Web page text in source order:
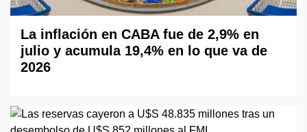
La inflación en CABA fue de 2,9% en
julio y acumula 19,4% en lo que va de
2026